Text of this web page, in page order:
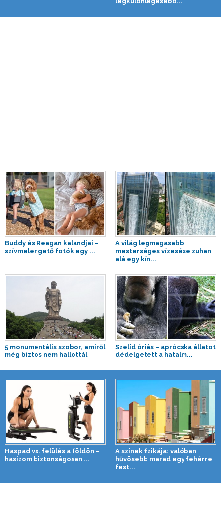
Buddy és Reagan kalandjai –
szívmelengető fotók egy ...
A világ legmagasabb
mesterséges vízesése zuhan
alá egy kín...
5 monumentális szobor, amiről
még biztos nem hallottál
Szelíd óriás – aprócska állatot
dédelgetett a hatalm...
Haspad vs. felülés a földön –
hasizom biztonságosan ...
A színek fizikája: valóban
hűvösebb marad egy fehérre
fest...